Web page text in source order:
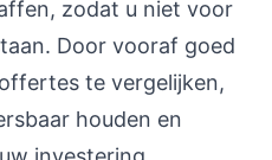
zodat u niet voor
Door vooraf goed
te vergelijken,
houden en